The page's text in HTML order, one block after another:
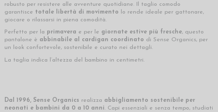
robusto per resistere alle avventure quotidiane. Il taglio comodo
garantisce totale libertà di movimento lo rende ideale per gattonare,
giocare o rilassarsi in piena comodità.
Perfetto per la primavera e per le giornate estive più fresche, questo
pantalone è abbinabile al cardigan coordinato di Sense Organics, per
un look confortevole, sostenibile e curato nei dettagli.
La taglia indica l’altezza del bambino in centimetri.
Dal 1996, Sense Organics realizza abbigliamento sostenibile per
neonati e bambini da 0 a 10 anni. Capi essenziali e senza tempo, studiati